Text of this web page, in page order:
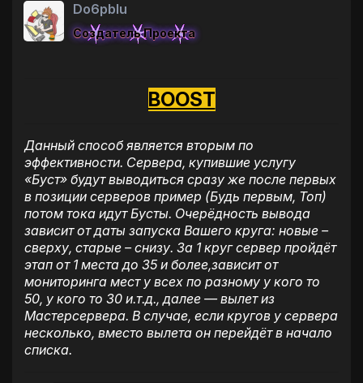
Do6pbIu
Создатель Проекта
BOOST
Данный способ является вторым по
эффективности. Сервера, купившие услугу
«Буст» будут выводиться сразу же после первых
в позиции серверов пример (Будь первым, Топ)
потом тока идут Бусты. Очерёдность вывода
зависит от даты запуска Вашего круга: новые –
сверху, старые – снизу. За 1 круг сервер пройдёт
этап от 1 места до 35 и более,зависит от
мониторинга мест у всех по разному у кого то
50, у кого то 30 и.т.д., далее — вылет из
Мастерсервера. В случае, если кругов у сервера
несколько, вместо вылета он перейдёт в начало
списка.